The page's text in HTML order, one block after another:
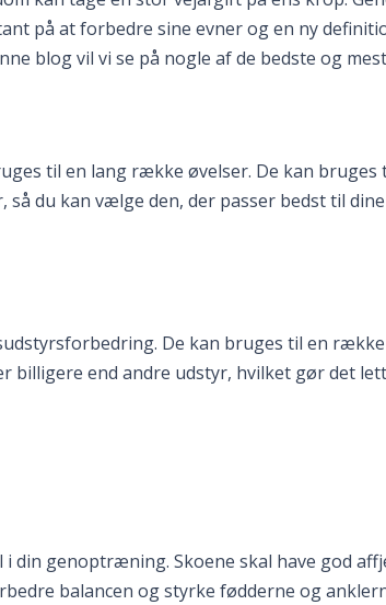
på at forbedre sine evner og en ny
blog vil vi se på nogle af de bedste og
til en lang række øvelser. De kan
du kan vælge den, der passer bedst til
De kan bruges til en
billigere end andre udstyr, hvilket gør det
genoptræning. Skoene skal have god
balancen og styrke fødderne og